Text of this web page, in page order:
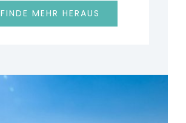
FINDE MEHR HERAUS